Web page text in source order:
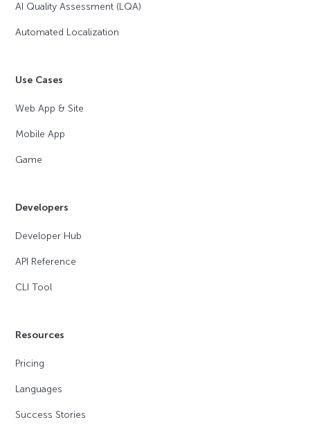
AI Quality Assessment (LQA)
Automated Localization
Use Cases
Web App & Site
Mobile App
Game
Developers
Developer Hub
API Reference
CLI Tool
Resources
Pricing
Languages
Success Stories